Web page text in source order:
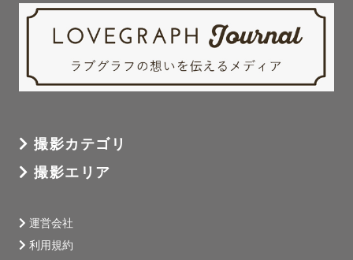
ただきます☺️
当日の撮影がさらに楽しくなるように一緒にイメージを考
えたいです:))
撮影後は当日の記憶がより鮮やかに蘇るよう 、想いを込め
てレタッチいたします 。
《  📷 撮 影 ジ ャ ン ル  》
これまで、ウェディング・カップル・フレンド・マタニテ
撮影カテゴリ
撮影エリア
運営会社
利用規約